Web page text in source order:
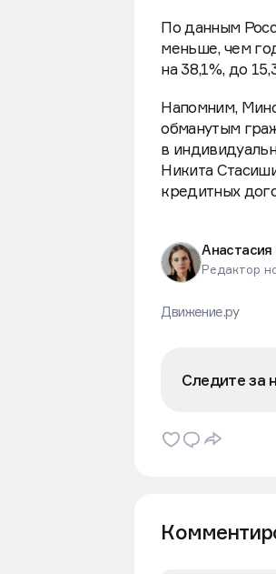
По данным
меньше, чем
на 38,1%, до
Напомним,
обманутым
в
Никита
кредитных
Редактор
Движение.ру
Следите за